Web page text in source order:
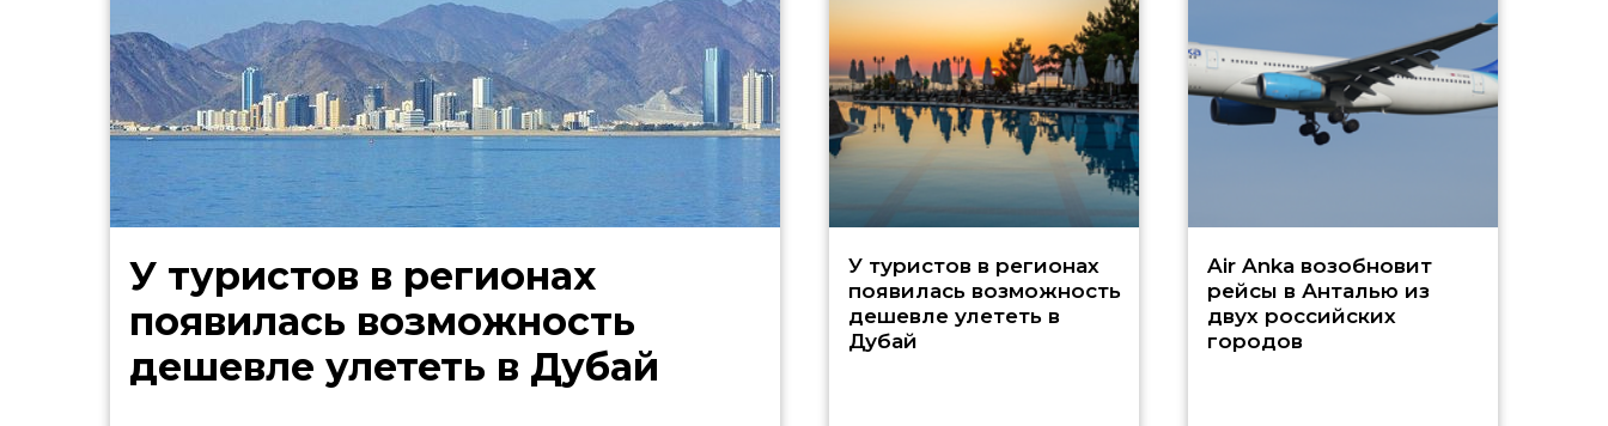
У туристов в регионах
появилась возможность
дешевле улететь в Дубай
У туристов в регионах
появилась возможность
дешевле улететь в
Дубай
Air Anka возобновит
рейсы в Анталью из
двух российских
городов